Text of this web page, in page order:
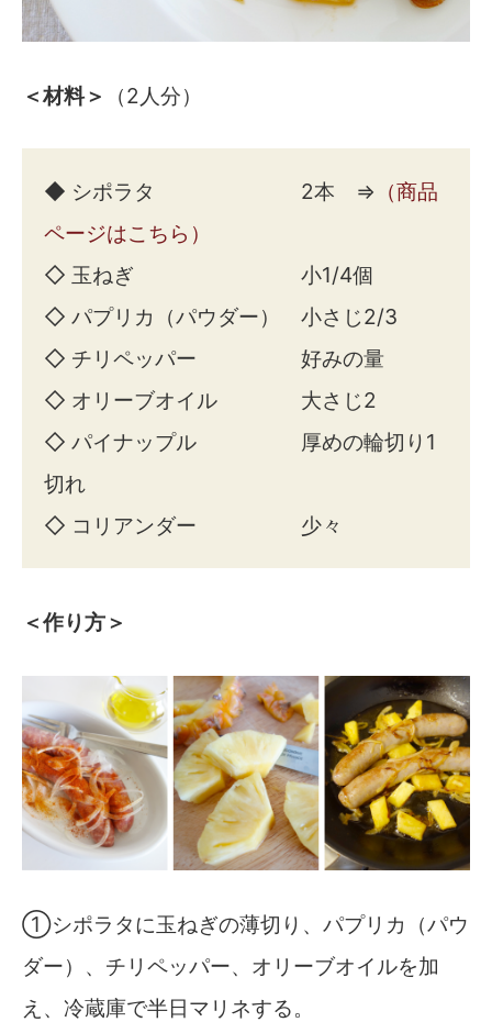
＜材料＞ （2人分）
◆ シポラタ 2本 ⇒ （商品
ページはこちら）
◇ 玉ねぎ 小1/4個
◇ パプリカ（パウダー） 小さじ2/3
◇ チリペッパー 好みの量
◇ オリーブオイル 大さじ2
◇ パイナップル 厚めの輪切り1
切れ
◇ コリアンダー 少々
＜作り方＞
①シポラタに玉ねぎの薄切り、パプリカ（パウ
ダー）、チリペッパー、オリーブオイルを加
え、冷蔵庫で半日マリネする。